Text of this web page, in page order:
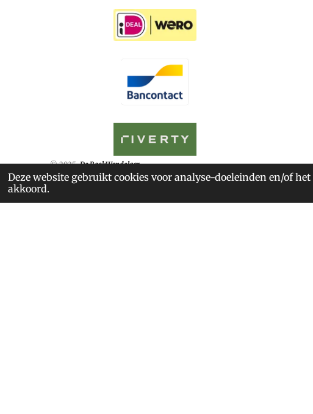
Deze website gebruikt cookies voor analyse-doeleinden en/of
akkoord.
© 2025De BoekWandelaar